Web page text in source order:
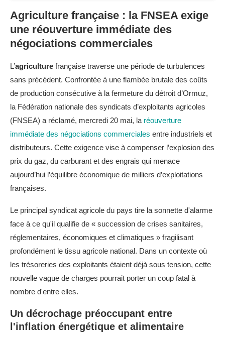
Agriculture française : la FNSEA exige
une réouverture immédiate des
négociations commerciales
L’agriculture française traverse une période de turbulences
sans précédent. Confrontée à une flambée brutale des coûts
de production consécutive à la fermeture du détroit d’Ormuz,
la Fédération nationale des syndicats d’exploitants agricoles
(FNSEA) a réclamé, mercredi 20 mai, la réouverture
immédiate des négociations commerciales entre industriels et
distributeurs. Cette exigence vise à compenser l’explosion des
prix du gaz, du carburant et des engrais qui menace
aujourd’hui l’équilibre économique de milliers d’exploitations
françaises.
Le principal syndicat agricole du pays tire la sonnette d'alarme
face à ce qu'il qualifie de « succession de crises sanitaires,
réglementaires, économiques et climatiques » fragilisant
profondément le tissu agricole national. Dans un contexte où
les trésoreries des exploitants étaient déjà sous tension, cette
nouvelle vague de charges pourrait porter un coup fatal à
nombre d'entre elles.
Un décrochage préoccupant entre
l'inflation énergétique et alimentaire